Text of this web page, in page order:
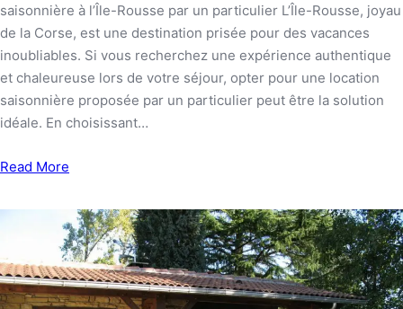
saisonnière à l’Île-Rousse par un particulier L’Île-Rousse, joyau
de la Corse, est une destination prisée pour des vacances
inoubliables. Si vous recherchez une expérience authentique
et chaleureuse lors de votre séjour, opter pour une location
saisonnière proposée par un particulier peut être la solution
idéale. En choisissant…
Read More